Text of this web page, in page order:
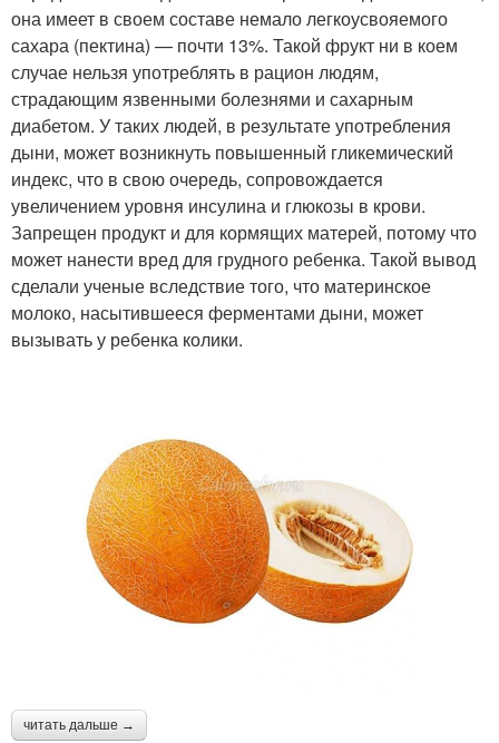
она имеет в своем составе немало легкоусвояемого
сахара (пектина) — почти 13%. Такой фрукт ни в коем
случае нельзя употреблять в рацион людям,
страдающим язвенными болезнями и сахарным
диабетом. У таких людей, в результате употребления
дыни, может возникнуть повышенный гликемический
индекс, что в свою очередь, сопровождается
увеличением уровня инсулина и глюкозы в крови.
Запрещен продукт и для кормящих матерей, потому что
может нанести вред для грудного ребенка. Такой вывод
сделали ученые вследствие того, что материнское
молоко, насытившееся ферментами дыни, может
вызывать у ребенка колики.
читать дальше →